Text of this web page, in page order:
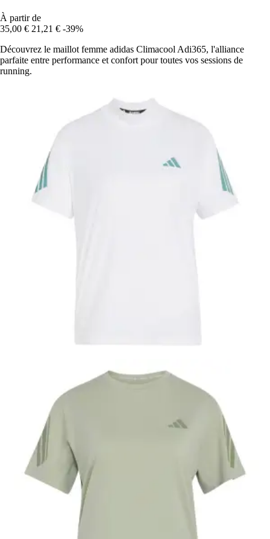
À partir de
35,00 € 21,21 € -39%
Découvrez le maillot femme adidas Climacool Adi365, l'alliance
parfaite entre performance et confort pour toutes vos sessions de
running.